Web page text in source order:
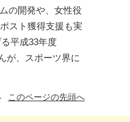
の開発や、女性役
スト獲得支援も実
平成33年度
が、スポーツ界に
このページの先頭へ